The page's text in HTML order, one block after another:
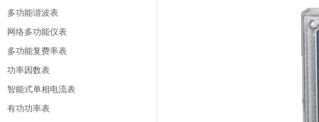
多功能谐波表
网络多功能仪表
多功能复费率表
功率因数表
智能式单相电流表
有功功率表